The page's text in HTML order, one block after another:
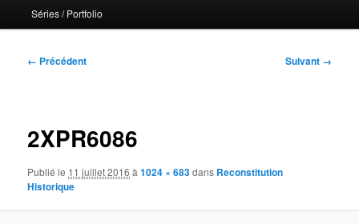
Séries / Portfolio
Navigation
← Précédent Suivant →
2XPR6086
Publié le 11 juillet 2016 à1024 × 683dans Reconstitution
Historique